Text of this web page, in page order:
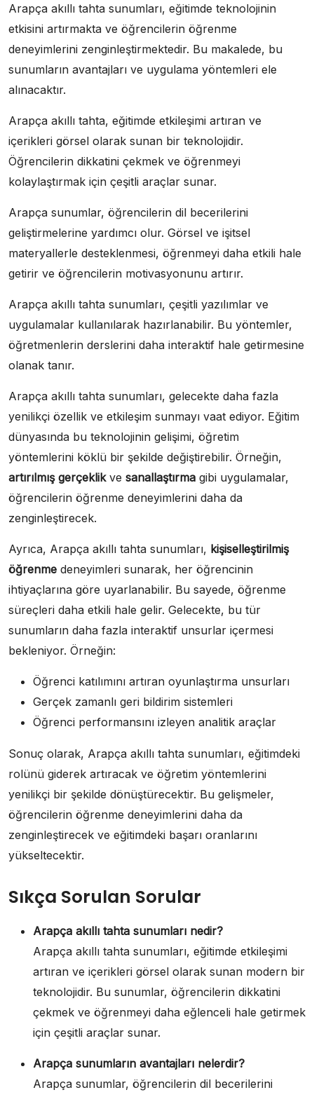
Arapça akıllı tahta sunumları, eğitimde teknolojinin
etkisini artırmakta ve öğrencilerin öğrenme
deneyimlerini zenginleştirmektedir. Bu makalede, bu
sunumların avantajları ve uygulama yöntemleri ele
alınacaktır.
Arapça akıllı tahta, eğitimde etkileşimi artıran ve
içerikleri görsel olarak sunan bir teknolojidir.
Öğrencilerin dikkatini çekmek ve öğrenmeyi
kolaylaştırmak için çeşitli araçlar sunar.
Arapça sunumlar, öğrencilerin dil becerilerini
geliştirmelerine yardımcı olur. Görsel ve işitsel
materyallerle desteklenmesi, öğrenmeyi daha etkili hale
getirir ve öğrencilerin motivasyonunu artırır.
Arapça akıllı tahta sunumları, çeşitli yazılımlar ve
uygulamalar kullanılarak hazırlanabilir. Bu yöntemler,
öğretmenlerin derslerini daha interaktif hale getirmesine
olanak tanır.
Arapça akıllı tahta sunumları, gelecekte daha fazla
yenilikçi özellik ve etkileşim sunmayı vaat ediyor. Eğitim
dünyasında bu teknolojinin gelişimi, öğretim
yöntemlerini köklü bir şekilde değiştirebilir. Örneğin,
artırılmış gerçeklikve sanallaştırma gibi uygulamalar,
öğrencilerin öğrenme deneyimlerini daha da
zenginleştirecek.
Ayrıca, Arapça akıllı tahta sunumları, kişiselleştirilmiş
öğrenme deneyimleri sunarak, her öğrencinin
ihtiyaçlarına göre uyarlanabilir. Bu sayede, öğrenme
süreçleri daha etkili hale gelir. Gelecekte, bu tür
sunumların daha fazla interaktif unsurlar içermesi
bekleniyor. Örneğin:
Öğrenci katılımını artıran oyunlaştırma unsurları
Gerçek zamanlı geri bildirim sistemleri
Öğrenci performansını izleyen analitik araçlar
Sonuç olarak, Arapça akıllı tahta sunumları, eğitimdeki
rolünü giderek artıracak ve öğretim yöntemlerini
yenilikçi bir şekilde dönüştürecektir. Bu gelişmeler,
öğrencilerin öğrenme deneyimlerini daha da
zenginleştirecek ve eğitimdeki başarı oranlarını
yükseltecektir.
Sıkça Sorulan Sorular
Arapça akıllı tahta sunumları nedir?
Arapça akıllı tahta sunumları, eğitimde etkileşimi
artıran ve içerikleri görsel olarak sunan modern bir
teknolojidir. Bu sunumlar, öğrencilerin dikkatini
çekmek ve öğrenmeyi daha eğlenceli hale getirmek
için çeşitli araçlar sunar.
Arapça sunumların avantajları nelerdir?
Arapça sunumlar, öğrencilerin dil becerilerini